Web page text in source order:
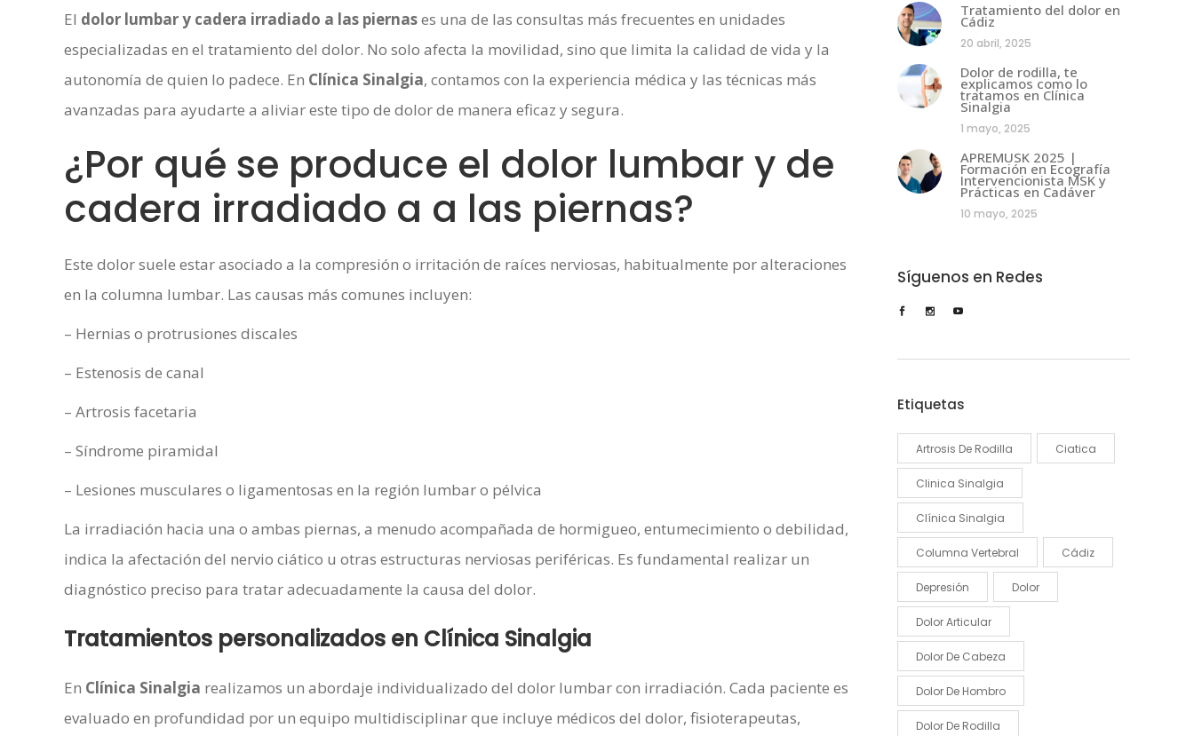
El dolor lumbar y cadera irradiado a las piernases una de las consultas más frecuentes en unidades
especializadas en el tratamiento del dolor. No solo afecta la movilidad, sino que limita la calidad de vida y la
autonomía de quien lo padece. En Clínica Sinalgia, contamos con la experiencia médica y las técnicas más
avanzadas para ayudarte a aliviar este tipo de dolor de manera eficaz y segura.
¿Por qué se produce el dolor lumbar y de
cadera irradiado a a las piernas?
Este dolor suele estar asociado a la compresión o irritación de raíces nerviosas, habitualmente por alteraciones
en la columna lumbar. Las causas más comunes incluyen:
– Hernias o protrusiones discales
– Estenosis de canal
– Artrosis facetaria
– Síndrome piramidal
– Lesiones musculares o ligamentosas en la región lumbar o pélvica
La irradiación hacia una o ambas piernas, a menudo acompañada de hormigueo, entumecimiento o debilidad,
indica la afectación del nervio ciático u otras estructuras nerviosas periféricas. Es fundamental realizar un
diagnóstico preciso para tratar adecuadamente la causa del dolor.
Tratamientos personalizados en Clínica Sinalgia
En Clínica Sinalgia realizamos un abordaje individualizado del dolor lumbar con irradiación. Cada paciente es
evaluado en profundidad por un equipo multidisciplinar que incluye médicos del dolor, fisioterapeutas,
Tratamiento del dolor en
Cádiz
20 abril, 2025
Dolor de rodilla, te
explicamos como lo
tratamos en Clínica
Sinalgia
1 mayo, 2025
APREMUSK 2025 |
Formación en Ecografía
Intervencionista MSK y
Prácticas en Cadáver
10 mayo, 2025
Síguenos en Redes
Etiquetas
Artrosis De Rodilla Ciatica
Clinica Sinalgia
Clínica Sinalgia
Columna Vertebral Cádiz
Depresión Dolor
Dolor Articular
Dolor De Cabeza
Dolor De Hombro
Dolor De Rodilla